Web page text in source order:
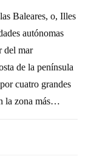
Baleares, o, Illes
autónomas
del mar
de la península
cuatro grandes
la zona más…